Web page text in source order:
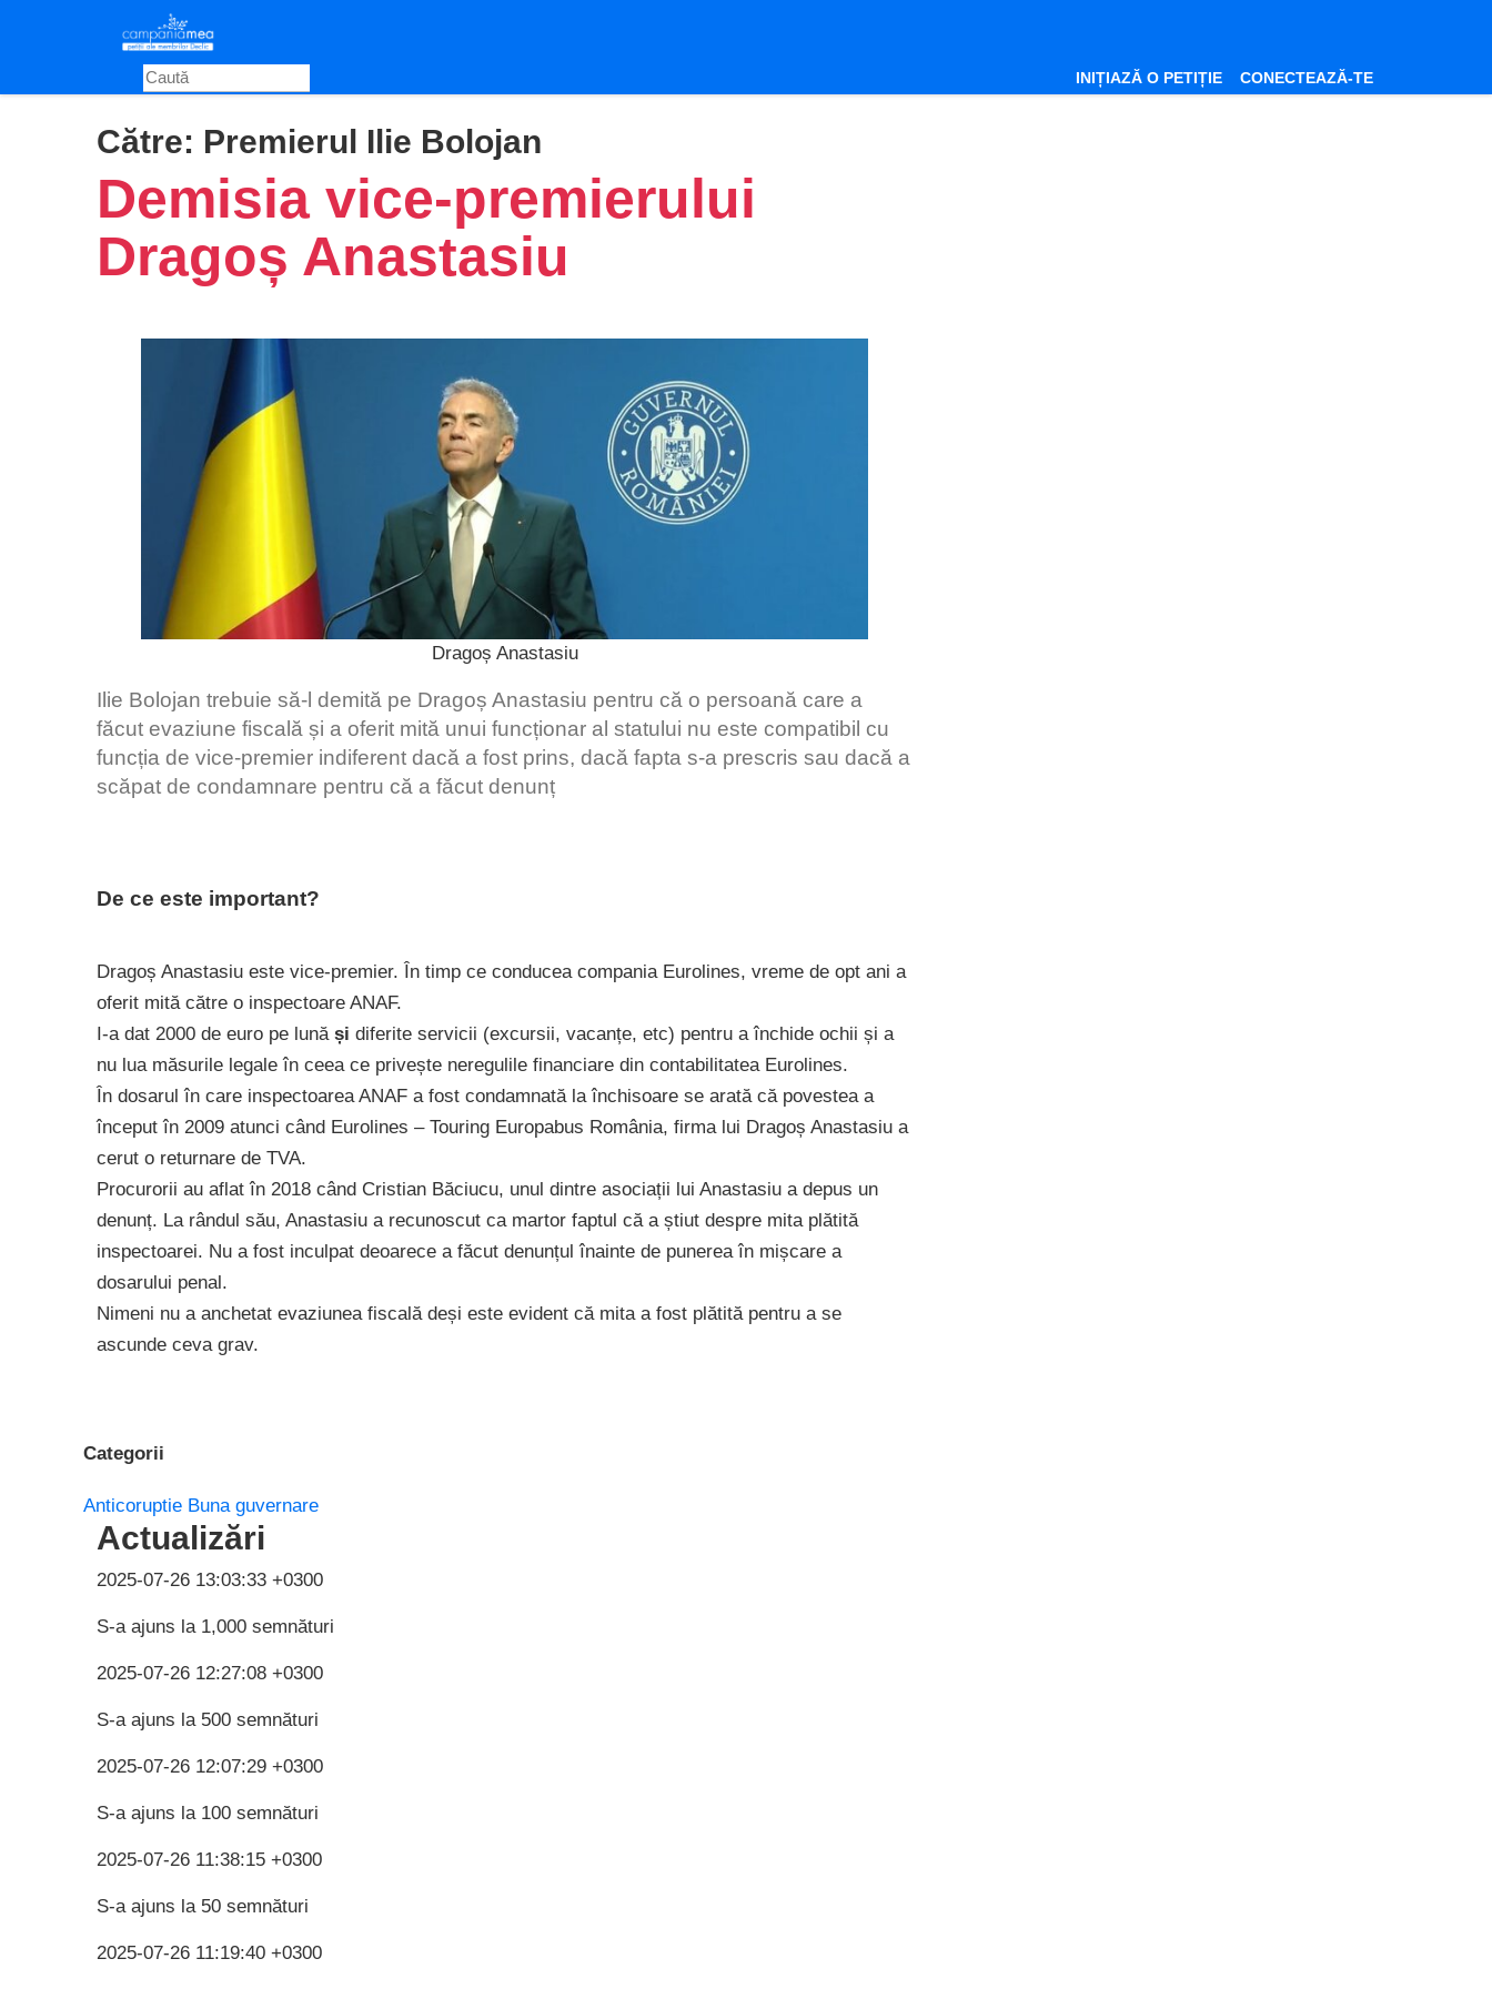
content
INIȚIAZĂ O PETIȚIE CONECTEAZĂ-TE
Către: Premierul Ilie Bolojan
Demisia vice-premierului
Dragoș Anastasiu
Dragoș Anastasiu
Ilie Bolojan trebuie să-l demită pe Dragoș Anastasiu pentru că o persoană care a
făcut evaziune fiscală și a oferit mită unui funcționar al statului nu este compatibil cu
funcția de vice-premier indiferent dacă a fost prins, dacă fapta s-a prescris sau dacă a
scăpat de condamnare pentru că a făcut denunț
De ce este important?
Dragoș Anastasiu este vice-premier. În timp ce conducea compania Eurolines, vreme de opt ani a
oferit mită către o inspectoare ANAF.
I-a dat 2000 de euro pe lună și diferite servicii (excursii, vacanțe, etc) pentru a închide ochii și a
nu lua măsurile legale în ceea ce privește neregulile financiare din contabilitatea Eurolines.
În dosarul în care inspectoarea ANAF a fost condamnată la închisoare se arată că povestea a
început în 2009 atunci când Eurolines – Touring Europabus România, firma lui Dragoș Anastasiu a
cerut o returnare de TVA.
Procurorii au aflat în 2018 când Cristian Băciucu, unul dintre asociații lui Anastasiu a depus un
denunț. La rândul său, Anastasiu a recunoscut ca martor faptul că a știut despre mita plătită
inspectoarei. Nu a fost inculpat deoarece a făcut denunțul înainte de punerea în mișcare a
dosarului penal.
Nimeni nu a anchetat evaziunea fiscală deși este evident că mita a fost plătită pentru a se
ascunde ceva grav.
Categorii
Anticoruptie Buna guvernare
Actualizări
2025-07-26 13:03:33 +0300
S-a ajuns la 1,000 semnături
2025-07-26 12:27:08 +0300
S-a ajuns la 500 semnături
2025-07-26 12:07:29 +0300
S-a ajuns la 100 semnături
2025-07-26 11:38:15 +0300
S-a ajuns la 50 semnături
2025-07-26 11:19:40 +0300